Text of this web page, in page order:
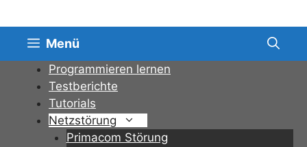
Inhalt
springen Menü
Programmieren lernen
Testberichte
Tutorials
Netzstörung
Primacom Störung